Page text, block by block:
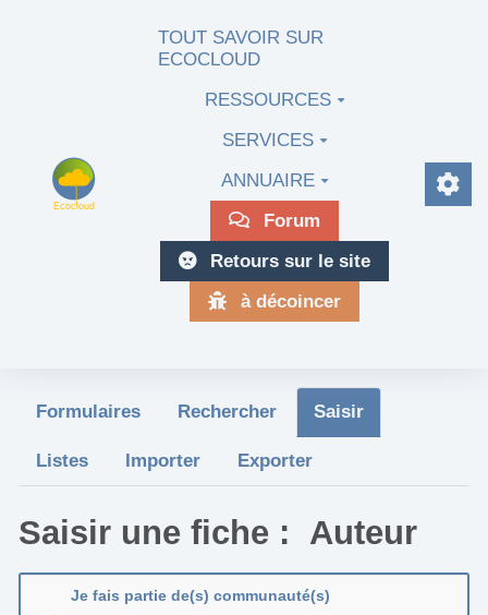
Aller au contenu principal
TOUT SAVOIR SUR
ECOCLOUD
RESSOURCES
SERVICES
ANNUAIRE
Forum
Retours sur le site
à décoincer
Formulaires Rechercher Saisir
Listes Importer Exporter
Saisir une fiche : Auteur
Je fais partie de(s) communauté(s)